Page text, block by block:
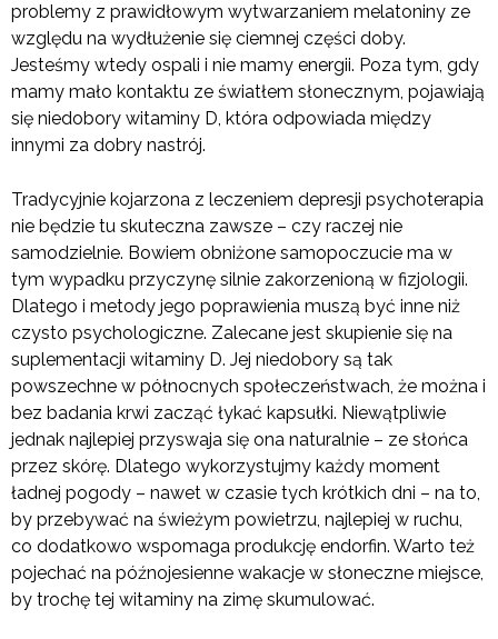
problemy z prawidłowym wytwarzaniem melatoniny ze
względu na wydłużenie się ciemnej części doby.
Jesteśmy wtedy ospali i nie mamy energii. Poza tym, gdy
mamy mało kontaktu ze światłem słonecznym, pojawiają
się niedobory witaminy D, która odpowiada między
innymi za dobry nastrój.
Tradycyjnie kojarzona z leczeniem depresji psychoterapia
nie będzie tu skuteczna zawsze – czy raczej nie
samodzielnie. Bowiem obniżone samopoczucie ma w
tym wypadku przyczynę silnie zakorzenioną w fizjologii.
Dlatego i metody jego poprawienia muszą być inne niż
czysto psychologiczne. Zalecane jest skupienie się na
suplementacji witaminy D. Jej niedobory są tak
powszechne w północnych społeczeństwach, że można i
bez badania krwi zacząć łykać kapsułki. Niewątpliwie
jednak najlepiej przyswaja się ona naturalnie – ze słońca
przez skórę. Dlatego wykorzystujmy każdy moment
ładnej pogody – nawet w czasie tych krótkich dni – na to,
by przebywać na świeżym powietrzu, najlepiej w ruchu,
co dodatkowo wspomaga produkcję endorfin. Warto też
pojechać na późnojesienne wakacje w słoneczne miejsce,
by trochę tej witaminy na zimę skumulować.